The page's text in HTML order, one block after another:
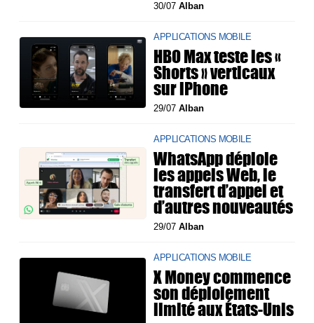
30/07Alban
APPLICATIONS MOBILE
HBO Max teste les «
Shorts » verticaux
sur iPhone
29/07Alban
APPLICATIONS MOBILE
WhatsApp déploie
les appels Web, le
transfert d’appel et
d’autres nouveautés
29/07Alban
APPLICATIONS MOBILE
X Money commence
son déploiement
limité aux États-Unis